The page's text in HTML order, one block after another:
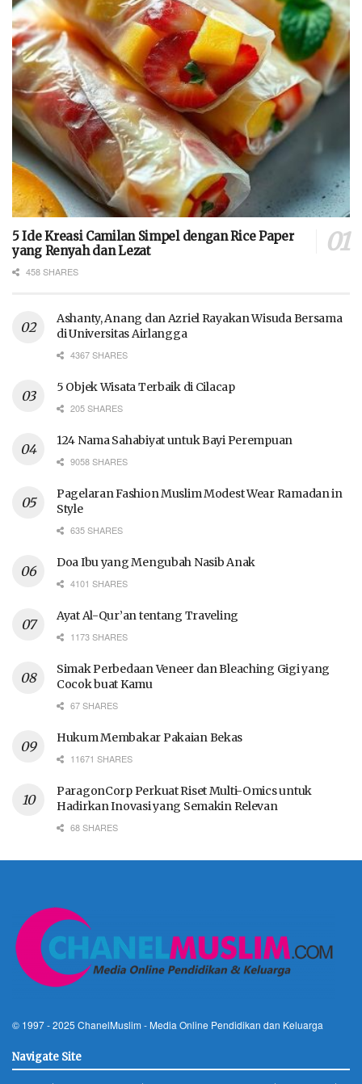
5 Ide Kreasi Camilan Simpel dengan Rice Paper
yang Renyah dan Lezat
458 SHARES
Ashanty, Anang dan Azriel Rayakan Wisuda Bersama
di Universitas Airlangga
4367 SHARES
5 Objek Wisata Terbaik di Cilacap
205 SHARES
124 Nama Sahabiyat untuk Bayi Perempuan
9058 SHARES
Pagelaran Fashion Muslim Modest Wear Ramadan in
Style
635 SHARES
Doa Ibu yang Mengubah Nasib Anak
4101 SHARES
Ayat Al-Qur’an tentang Traveling
1173 SHARES
Simak Perbedaan Veneer dan Bleaching Gigi yang
Cocok buat Kamu
67 SHARES
Hukum Membakar Pakaian Bekas
11671 SHARES
ParagonCorp Perkuat Riset Multi-Omics untuk
Hadirkan Inovasi yang Semakin Relevan
68 SHARES
© 1997 - 2025 ChanelMuslim - Media Online Pendidikan dan Keluarga
Navigate Site